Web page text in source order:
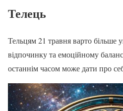
Телець
Тельцям 21 травня варто більше
відпочинку та емоційному
останнім часом може дати про